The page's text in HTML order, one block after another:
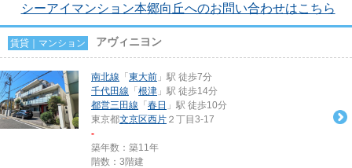
シーアイマンション本郷向丘へのお問い合わせはこちら
賃貸｜マンション アヴィニヨン
南北線 「 東大前 」駅 徒歩7分
千代田線 「 根津 」駅 徒歩14分
都営三田線 「 春日 」駅 徒歩10分
東京都文京区西片 ２丁目3-17
-
築年数：築11年
階数：3階建